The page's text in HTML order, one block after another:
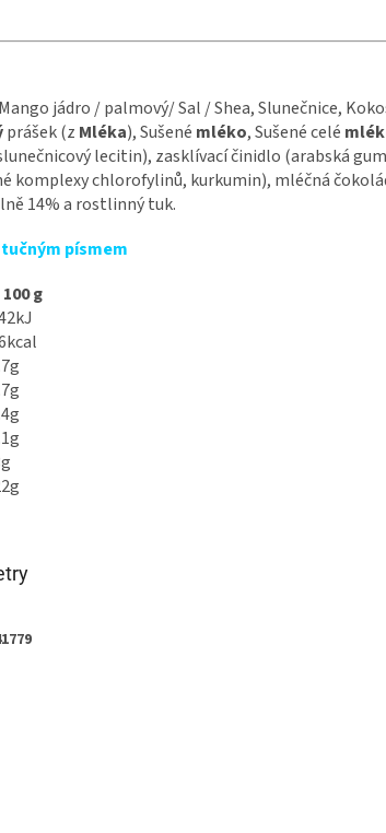
jádro / palmový/ Sal / Shea, Slunečnice,
prášek (z Mléka), Sušené mléko, Sušené celé
lecitin), zasklívací činidlo (arabská
komplexy chlorofylinů, kurkumin), mléčná
14% a rostlinný tuk.
písmem
g